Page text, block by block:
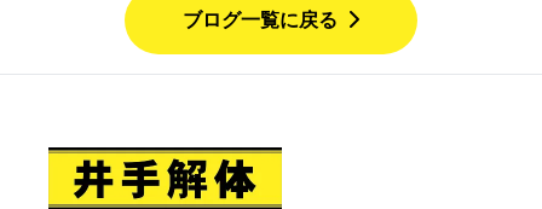
ブログ一覧に戻る